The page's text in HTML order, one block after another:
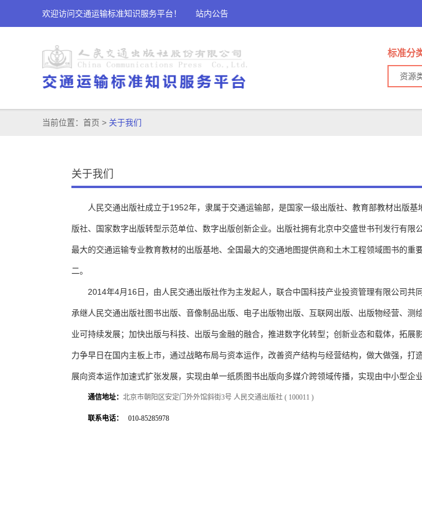
欢迎访问交通运输标准知识服务平台！ 站内公告
标准分
资源
当前位置： 首页 > 关于我们
关于我们
人民交通出版社成立于1952年，隶属于交通运输部，是国家一级出版社、教育部教材出版
版社、国家数字出版转型示范单位、数字出版创新企业。出版社拥有北京中交盛世书刊发行有
最大的交通运输专业教育教材的出版基地、全国最大的交通地图提供商和土木工程领域图书的
二。
2014年4月16日，由人民交通出版社作为主发起人，联合中国科技产业投资管理有限公司
承继人民交通出版社图书出版、音像制品出版、电子出版物出版、互联网出版、出版物经营、
业可持续发展；加快出版与科技、出版与金融的融合，推进数字化转型；创新业态和载体，拓展
力争早日在国内主板上市，通过战略布局与资本运作，改善资产结构与经营结构，做大做强，
展向资本运作加速式扩张发展，实现由单一纸质图书出版向多媒介跨领域传播，实现由中小型企
通信地址： 北京市朝阳区安定门外外馆斜街3号 人民交通出版社 ( 100011 )
联系电话： 010-85285978